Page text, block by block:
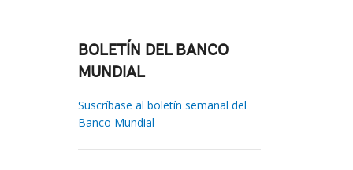
BOLETÍN DEL BANCO
MUNDIAL
Suscríbase al boletín semanal del
Banco Mundial